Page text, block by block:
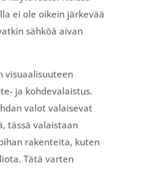
ei ole oikein järkevää
sähköä aivan
visuaalisuuteen
ja kohdevalaistus.
valot valaisevat
tässä valaistaan
rakenteita, kuten
Tätä varten